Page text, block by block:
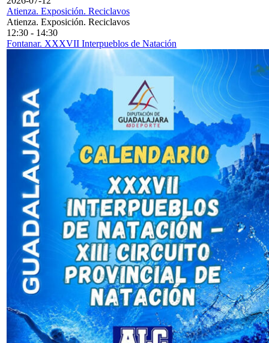
Atienza. Exposición. Reciclavos
Atienza. Exposición. Reciclavos
12:30 - 14:30
Fontanar. XXXVII Interpueblos de Natación